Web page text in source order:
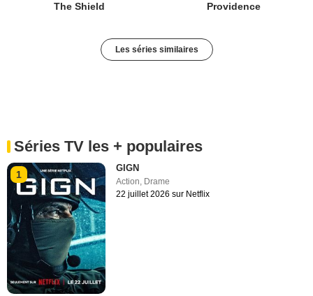
The Shield Providence
Les séries similaires
Séries TV les + populaires
1
GIGN
Action, Drame
22 juillet 2026 sur Netflix